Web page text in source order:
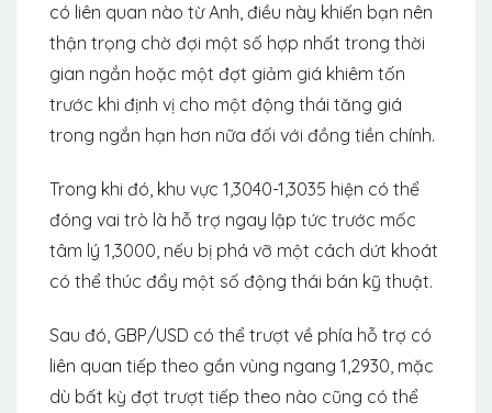
có liên quan nào từ Anh, điều này khiến bạn nên
thận trọng chờ đợi một số hợp nhất trong thời
gian ngắn hoặc một đợt giảm giá khiêm tốn
trước khi định vị cho một động thái tăng giá
trong ngắn hạn hơn nữa đối với đồng tiền chính.
Trong khi đó, khu vực 1,3040-1,3035 hiện có thể
đóng vai trò là hỗ trợ ngay lập tức trước mốc
tâm lý 1,3000, nếu bị phá vỡ một cách dứt khoát
có thể thúc đẩy một số động thái bán kỹ thuật.
Sau đó, GBP/USD có thể trượt về phía hỗ trợ có
liên quan tiếp theo gần vùng ngang 1,2930, mặc
dù bất kỳ đợt trượt tiếp theo nào cũng có thể